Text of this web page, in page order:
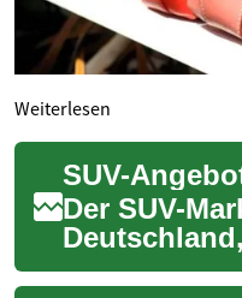
Weiterlesen
Der SUV-
mehr